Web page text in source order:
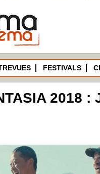
FESTIVALS
2018 :